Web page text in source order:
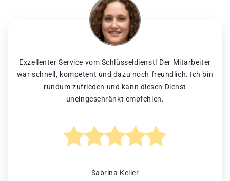
Exzellenter Service vom Schlüsseldienst! Der Mitarbeiter
war schnell, kompetent und dazu noch freundlich. Ich bin
rundum zufrieden und kann diesen Dienst
uneingeschränkt empfehlen.
Sabrina Keller